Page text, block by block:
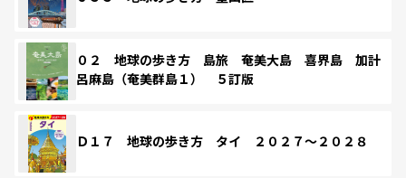
０２ 地球の歩き方 島旅 奄美大島 喜界島 加計
呂麻島（奄美群島１） ５訂版
Ｄ１７ 地球の歩き方 タイ ２０２７～２０２８